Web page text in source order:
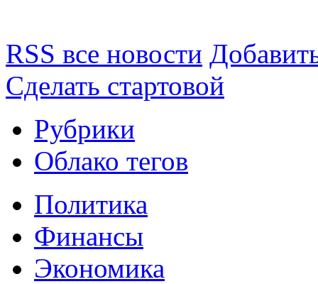
RSS все новости
Сделать стартовой
Рубрики
Облако тегов
Политика
Финансы
Экономика